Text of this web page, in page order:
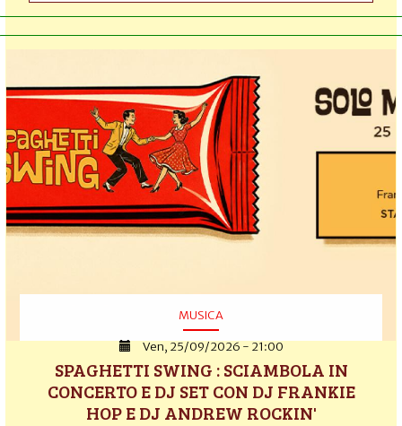
MUSICA
Ven, 25/09/2026 - 21:00
SPAGHETTI SWING : SCIAMBOLA IN
CONCERTO E DJ SET CON DJ FRANKIE
HOP E DJ ANDREW ROCKIN'